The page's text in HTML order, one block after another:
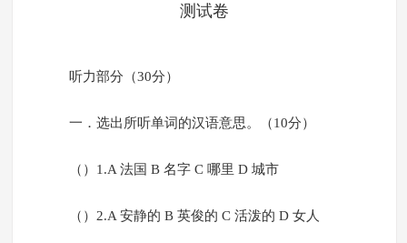
测试卷
听力部分（30分）
一．选出所听单词的汉语意思。（10分）
（）1.A 法国 B 名字 C 哪里 D 城市
（）2.A 安静的 B 英俊的 C 活泼的 D 女人